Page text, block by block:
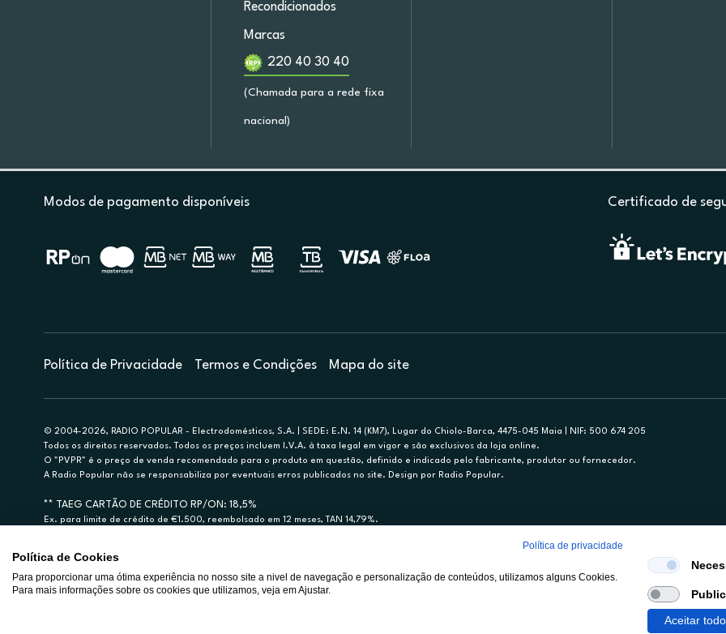
Recondicionados
Marcas
220 40 30 40
(Chamada para a rede fixa
nacional)
Modos de pagamento disponíveis Certificado de
Política de Privacidade Termos e Condições Mapa do site
© 2004-2026, RADIO POPULAR - Electrodomésticos, S.A. | SEDE: E.N. 14 (KM7), Lugar do Chiolo-Barca, 4475-045 Maia | NIF: 500 674 205
Todos os direitos reservados. Todos os preços incluem I.V.A. à taxa legal em vigor e são exclusivos da loja online.
O "PVPR" é o preço de venda recomendado para o produto em questão, definido e indicado pelo fabricante, produtor ou fornecedor.
A Radio Popular não se responsabiliza por eventuais erros publicados no site. Design por Radio Popular.
** TAEG CARTÃO DE CRÉDITO RP/ON: 18,5%
Ex. para limite de crédito de €1.500, reembolsado em 12 meses, TAN 14,79%.
A Rádio Popular – Eletrodomésticos S.A. (Registo BdP848) atua como intermediário de crédito a título acessório e com exclusividade (registo BdP 2314.)
Política de privacidade
Política de Cookies
Para proporcionar uma ótima experiência no nosso site a nivel de navegação e personalização de conteúdos, utilizamos alguns Cookies.
Para mais informações sobre os cookies que utilizamos, veja em Ajustar.
Aceitar